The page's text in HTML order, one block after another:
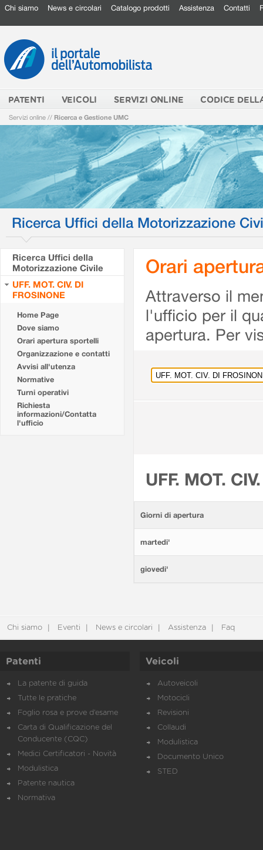
Chi siamo News e circolari Catalogo prodotti Assistenza Contatti
PATENTI VEICOLI SERVIZI ONLINE CODICE
Servizi online // Ricerca e Gestione UMC
Ricerca Uffici della Motorizzazione
Ricerca Uffici della
Motorizzazione Civile
UFF. MOT. CIV. DI
FROSINONE
Home Page
Dove siamo
Orari apertura sportelli
Organizzazione e contatti
Avvisi all'utenza
Normative
Turni operativi
Richiesta
informazioni/Contatta
l'ufficio
Orari
Attraverso il
l'ufficio per il
apertura. Per
UFF. MOT.
Giorni di apertura
martedi'
giovedi'
Chi siamo Eventi News e circolari Assistenza Faq
Patenti
La patente di guida
Tutte le pratiche
Foglio rosa e prove d’esame
Carta di Qualificazione del
Conducente (CQC)
Medici Certificatori - Novità
Modulistica
Patente nautica
Normativa
Veicoli
Autoveicoli
Motocicli
Revisioni
Collaudi
Modulistica
Documento Unico
STED